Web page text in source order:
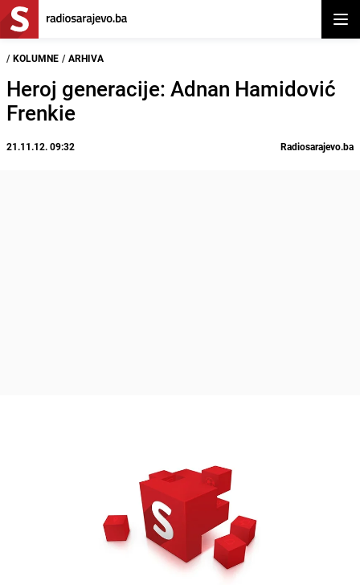
/ KOLUMNE / ARHIVA
Heroj generacije: Adnan Hamidović
Frenkie
21.11.12. 09:32 Radiosarajevo.ba